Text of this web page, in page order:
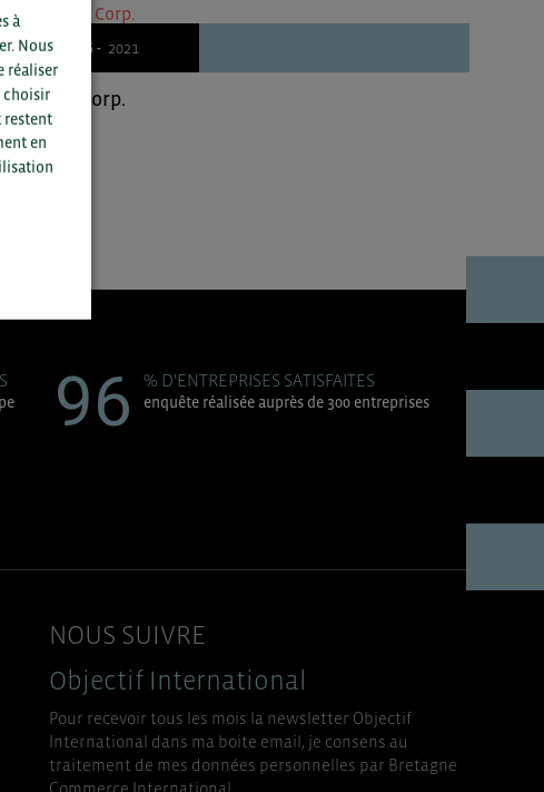
25/06 - 2021
Life Corp.
96 % D'ENTREPRISES SATISFAITES
enquête réalisée auprès de 300 entreprises
NOUS SUIVRE
Objectif International
Pour recevoir tous les mois la newsletter Objectif
International dans ma boite email, je consens au
traitement de mes données personnelles par Bretagne
à
Nous
réaliser
choisir
restent
en